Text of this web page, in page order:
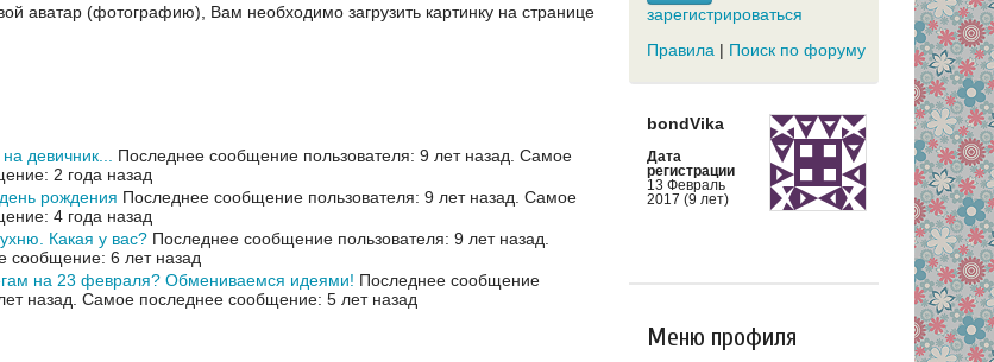
аватар (фотографию), Вам необходимо загрузить картинку на странице
девичник... Последнее сообщение пользователя: 9 лет назад. Самое
2 года назад
рождения Последнее сообщение пользователя: 9 лет назад. Самое
4 года назад
Какая у вас? Последнее сообщение пользователя: 9 лет назад.
сообщение: 6 лет назад
на 23 февраля? Обмениваемся идеями! Последнее сообщение
назад. Самое последнее сообщение: 5 лет назад
зарегистрироваться
Правила | Поиск по форуму
bondVika
Дата
регистрации
13 Февраль
2017 (9 лет)
Меню профиля